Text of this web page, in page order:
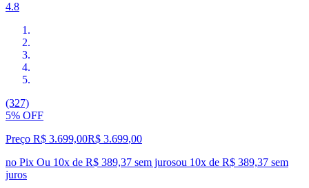
4.8
(327)
5% OFF
Preço R$ 3.699,00R$ 3.699,00
no Pix Ou 10x de R$ 389,37 sem jurosou 10x de R$ 389,37 sem
juros